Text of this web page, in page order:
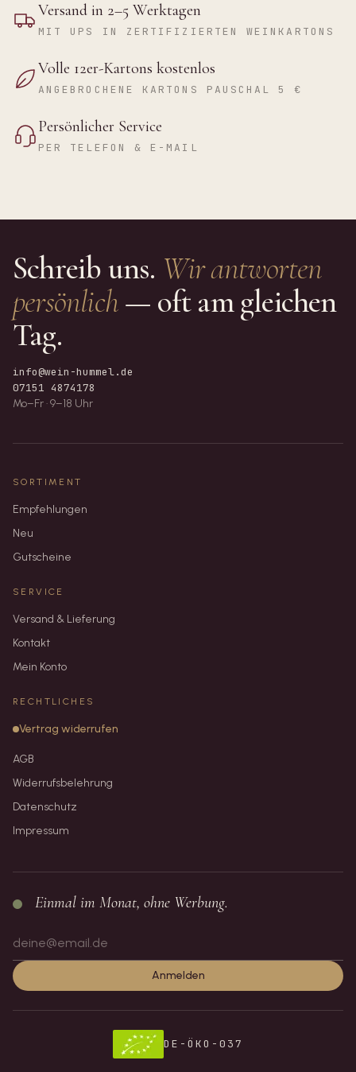
Versand in 2–5 Werktagen
MIT UPS IN ZERTIFIZIERTEN WEINKARTONS
Volle 12er-Kartons kostenlos
ANGEBROCHENE KARTONS PAUSCHAL 5 €
Persönlicher Service
PER TELEFON & E-MAIL
Schreib uns. Wir antworten
persönlich— oft am gleichen
Tag.
info@wein-hummel.de
07151 4874178
Mo–Fr · 9–18 Uhr
SORTIMENT
Empfehlungen
Neu
Gutscheine
SERVICE
Versand & Lieferung
Kontakt
Mein Konto
RECHTLICHES
Vertrag widerrufen
AGB
Widerrufsbelehrung
Datenschutz
Impressum
Einmal im Monat, ohne Werbung.
Anmelden
DE-ÖKO-037